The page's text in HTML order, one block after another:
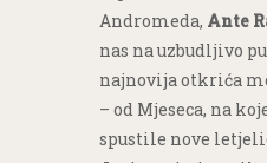
Andromeda, Ante
nas na uzbudljivo
najnovija otkrića
– od Mjeseca, na
spustile nove